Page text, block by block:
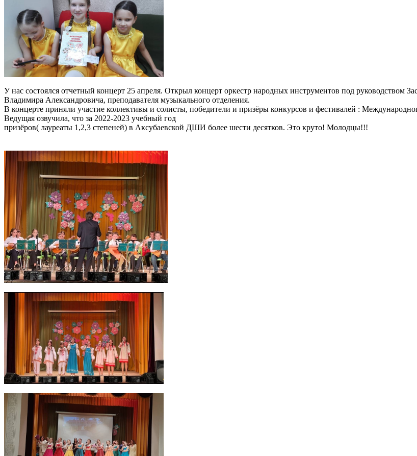
У нас состоялся отчетный концерт 25 апреля. Открыл концерт оркестр народных инструментов под руководством
Владимира Александровича, преподавателя музыкального отделения.
В концерте приняли участие коллективы и солисты, победители и призёры конкурсов и фестивалей :
Ведущая озвучила, что за 2022-2023 учебный год
призёров( лауреаты 1,2,3 степеней) в Аксубаевской ДШИ более шести десятков. Это круто! Молодцы!!!